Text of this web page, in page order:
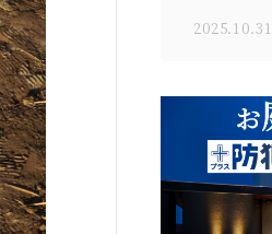
2025.10.31